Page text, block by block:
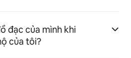
đạc của mình khi
của tôi?